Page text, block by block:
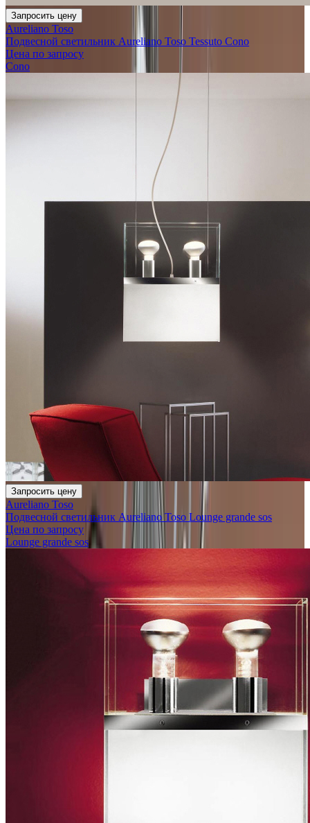
Запросить цену
Aureliano Toso
Подвесной светильник Aureliano Toso Tessuto Cono
Цена по запросу
Cono
Запросить цену
Aureliano Toso
Подвесной светильник Aureliano Toso Lounge grande sos
Цена по запросу
Lounge grande sos